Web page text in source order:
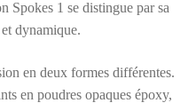
Spokes 1 se distingue par sa
dynamique.
en deux formes différentes.
en poudres opaques époxy,